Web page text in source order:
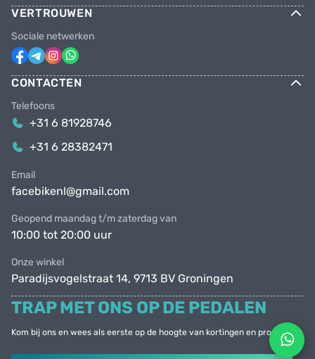
VERTROUWEN
Sociale netwerken
CONTACTEN
Telefoons
+31 6 81928746
+31 6 28382471
Email
facebikenl@gmail.com
Geopend maandag t/m zaterdag van
10:00 tot 20:00 uur
Onze winkel
Paradijsvogelstraat 14, 9713 BV Groningen
TRAP MET ONS OP DE PEDALEN
Kom bij ons en wees als eerste op de hoogte van kortingen en promoties